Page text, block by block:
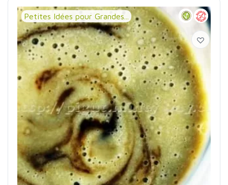
Petites Idées pour Grandes...